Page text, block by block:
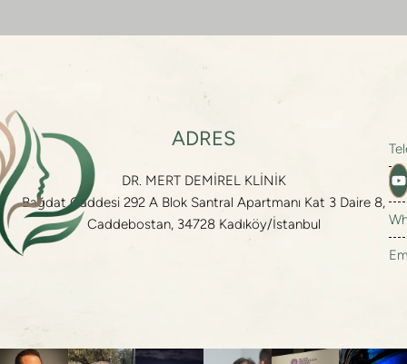
ADRES
DR. MERT DEMİREL KLİNİK
Bağdat Caddesi 292 A Blok Santral Apartmanı Kat 3 Daire 8,
Caddebostan, 34728 Kadıköy/İstanbul